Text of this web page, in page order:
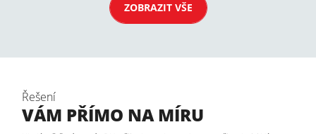
ZOBRAZIT VŠE
Řešení
VÁM PŘÍMO NA MÍRU